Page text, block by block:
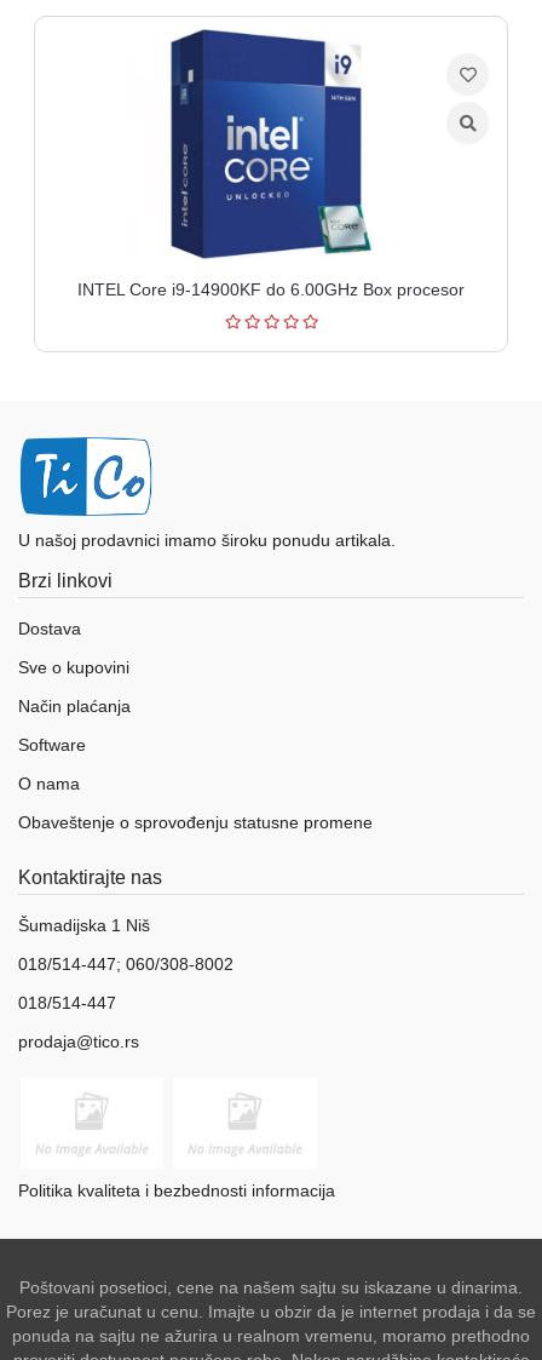
INTEL Core i9-14900KF do 6.00GHz Box procesor
U našoj prodavnici imamo široku ponudu artikala.
Brzi linkovi
Dostava
Sve o kupovini
Način plaćanja
Software
O nama
Obaveštenje o sprovođenju statusne promene
Kontaktirajte nas
Šumadijska 1 Niš
018/514-447; 060/308-8002
018/514-447
prodaja@tico.rs
Politika kvaliteta i bezbednosti informacija
Poštovani posetioci, cene na našem sajtu su iskazane u dinarima.
Porez je uračunat u cenu. Imajte u obzir da je internet prodaja i da se
ponuda na sajtu ne ažurira u realnom vremenu, moramo prethodno